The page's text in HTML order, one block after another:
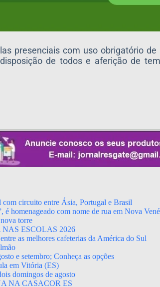
presenciais com uso obrigatório de
de todos e aferição de
circuito entre Ásia, Portugal e Brasil
homenageado com nome de rua em Nova
torre
ESCOLAS 2026
as melhores cafeterias da América do Sul
e setembro; Conheça as opções
em Vitória (ES)
domingos de agosto
NA CASACOR ES